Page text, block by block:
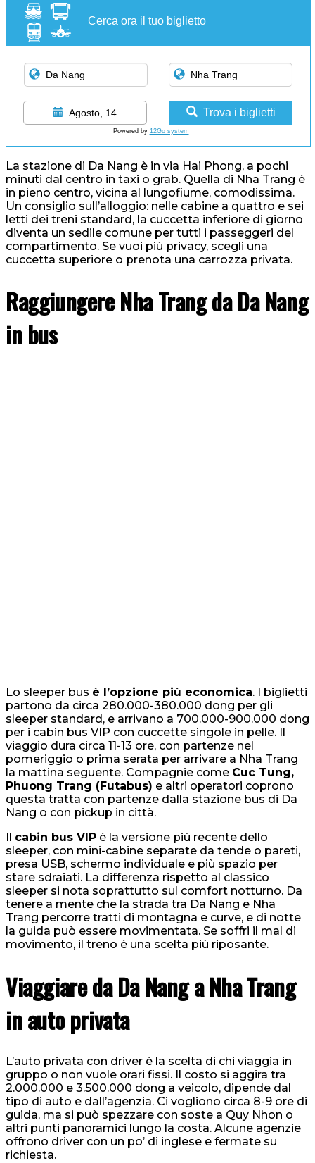
Cerca ora il tuo biglietto
Agosto, 14 Trova i biglietti
Powered by 12Go system
La stazione di Da Nang è in via Hai Phong, a pochi
minuti dal centro in taxi o grab. Quella di Nha Trang è
in pieno centro, vicina al lungofiume, comodissima.
Un consiglio sull’alloggio: nelle cabine a quattro e sei
letti dei treni standard, la cuccetta inferiore di giorno
diventa un sedile comune per tutti i passeggeri del
compartimento. Se vuoi più privacy, scegli una
cuccetta superiore o prenota una carrozza privata.
Raggiungere Nha Trang da Da Nang
in bus
Lo sleeper bus è l’opzione più economica. I biglietti
partono da circa 280.000-380.000 dong per gli
sleeper standard, e arrivano a 700.000-900.000 dong
per i cabin bus VIP con cuccette singole in pelle. Il
viaggio dura circa 11-13 ore, con partenze nel
pomeriggio o prima serata per arrivare a Nha Trang
la mattina seguente. Compagnie come Cuc Tung,
Phuong Trang (Futabus) e altri operatori coprono
questa tratta con partenze dalla stazione bus di Da
Nang o con pickup in città.
Il cabin bus VIP è la versione più recente dello
sleeper, con mini-cabine separate da tende o pareti,
presa USB, schermo individuale e più spazio per
stare sdraiati. La differenza rispetto al classico
sleeper si nota soprattutto sul comfort notturno. Da
tenere a mente che la strada tra Da Nang e Nha
Trang percorre tratti di montagna e curve, e di notte
la guida può essere movimentata. Se soffri il mal di
movimento, il treno è una scelta più riposante.
Viaggiare da Da Nang a Nha Trang
in auto privata
L’auto privata con driver è la scelta di chi viaggia in
gruppo o non vuole orari fissi. Il costo si aggira tra
2.000.000 e 3.500.000 dong a veicolo, dipende dal
tipo di auto e dall’agenzia. Ci vogliono circa 8-9 ore di
guida, ma si può spezzare con soste a Quy Nhon o
altri punti panoramici lungo la costa. Alcune agenzie
offrono driver con un po’ di inglese e fermate su
richiesta.